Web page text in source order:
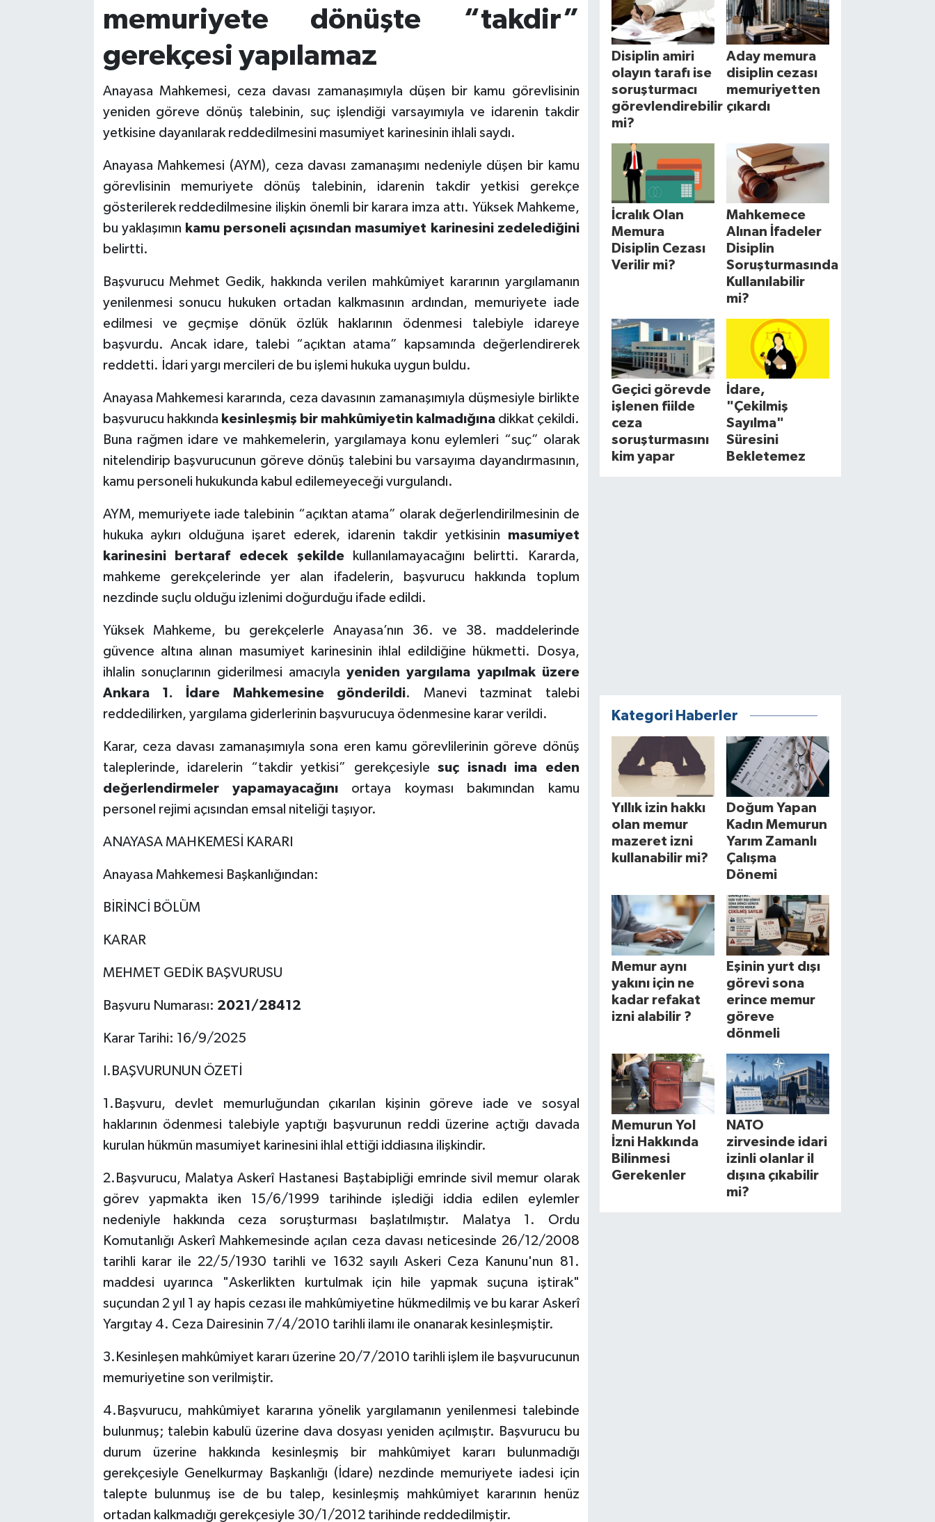
memuriyete dönüşte “takdir”
gerekçesi yapılamaz
Anayasa Mahkemesi, ceza davası zamanaşımıyla düşen bir kamu görevlisinin
yeniden göreve dönüş talebinin, suç işlendiği varsayımıyla ve idarenin takdir
yetkisine dayanılarak reddedilmesini masumiyet karinesinin ihlali saydı.
Anayasa Mahkemesi (AYM), ceza davası zamanaşımı nedeniyle düşen bir kamu
görevlisinin memuriyete dönüş talebinin, idarenin takdir yetkisi gerekçe
gösterilerek reddedilmesine ilişkin önemli bir karara imza attı. Yüksek Mahkeme,
bu yaklaşımın kamu personeli açısından masumiyet karinesini zedelediğini
belirtti.
Başvurucu Mehmet Gedik, hakkında verilen mahkûmiyet kararının yargılamanın
yenilenmesi sonucu hukuken ortadan kalkmasının ardından, memuriyete iade
edilmesi ve geçmişe dönük özlük haklarının ödenmesi talebiyle idareye
başvurdu. Ancak idare, talebi “açıktan atama” kapsamında değerlendirerek
reddetti. İdari yargı mercileri de bu işlemi hukuka uygun buldu.
Anayasa Mahkemesi kararında, ceza davasının zamanaşımıyla düşmesiyle birlikte
başvurucu hakkında kesinleşmiş bir mahkûmiyetin kalmadığınadikkat çekildi.
Buna rağmen idare ve mahkemelerin, yargılamaya konu eylemleri “suç” olarak
nitelendirip başvurucunun göreve dönüş talebini bu varsayıma dayandırmasının,
kamu personeli hukukunda kabul edilemeyeceği vurgulandı.
AYM, memuriyete iade talebinin “açıktan atama” olarak değerlendirilmesinin de
hukuka aykırı olduğuna işaret ederek, idarenin takdir yetkisinin masumiyet
karinesini bertaraf edecek şekildekullanılamayacağını belirtti. Kararda,
mahkeme gerekçelerinde yer alan ifadelerin, başvurucu hakkında toplum
nezdinde suçlu olduğu izlenimi doğurduğu ifade edildi.
Yüksek Mahkeme, bu gerekçelerle Anayasa’nın 36. ve 38. maddelerinde
güvence altına alınan masumiyet karinesinin ihlal edildiğine hükmetti. Dosya,
ihlalin sonuçlarının giderilmesi amacıylayeniden yargılama yapılmak üzere
Ankara 1. İdare Mahkemesine gönderildi. Manevi tazminat talebi
reddedilirken, yargılama giderlerinin başvurucuya ödenmesine karar verildi.
Karar, ceza davası zamanaşımıyla sona eren kamu görevlilerinin göreve dönüş
taleplerinde, idarelerin “takdir yetkisi” gerekçesiylesuç isnadı ima eden
değerlendirmeler yapamayacağınıortaya koyması bakımından kamu
personel rejimi açısından emsal niteliği taşıyor.
ANAYASA MAHKEMESİ KARARI
Anayasa Mahkemesi Başkanlığından:
BİRİNCİ BÖLÜM
KARAR
MEHMET GEDİK BAŞVURUSU
Başvuru Numarası: 2021/28412
Karar Tarihi: 16/9/2025
I.BAŞVURUNUN ÖZETİ
1.Başvuru, devlet memurluğundan çıkarılan kişinin göreve iade ve sosyal
haklarının ödenmesi talebiyle yaptığı başvurunun reddi üzerine açtığı davada
kurulan hükmün masumiyet karinesini ihlal ettiği iddiasına ilişkindir.
2.Başvurucu, Malatya Askerî Hastanesi Baştabipliği emrinde sivil memur olarak
görev yapmakta iken 15/6/1999 tarihinde işlediği iddia edilen eylemler
nedeniyle hakkında ceza soruşturması başlatılmıştır. Malatya 1. Ordu
Komutanlığı Askerî Mahkemesinde açılan ceza davası neticesinde 26/12/2008
tarihli karar ile 22/5/1930 tarihli ve 1632 sayılı Askeri Ceza Kanunu'nun 81.
maddesi uyarınca "Askerlikten kurtulmak için hile yapmak suçuna iştirak"
suçundan 2 yıl 1 ay hapis cezası ile mahkûmiyetine hükmedilmiş ve bu karar Askerî
Yargıtay 4. Ceza Dairesinin 7/4/2010 tarihli ilamı ile onanarak kesinleşmiştir.
3.Kesinleşen mahkûmiyet kararı üzerine 20/7/2010 tarihli işlem ile başvurucunun
memuriyetine son verilmiştir.
4.Başvurucu, mahkûmiyet kararına yönelik yargılamanın yenilenmesi talebinde
bulunmuş; talebin kabulü üzerine dava dosyası yeniden açılmıştır. Başvurucu bu
durum üzerine hakkında kesinleşmiş bir mahkûmiyet kararı bulunmadığı
gerekçesiyle Genelkurmay Başkanlığı (İdare) nezdinde memuriyete iadesi için
talepte bulunmuş ise de bu talep, kesinleşmiş mahkûmiyet kararının henüz
ortadan kalkmadığı gerekçesiyle 30/1/2012 tarihinde reddedilmiştir.
Disiplin amiri
olayın tarafı ise
soruşturmacı
görevlendirebilir
mi?
Aday memura
disiplin cezası
memuriyetten
çıkardı
İcralık Olan
Memura
Disiplin Cezası
Verilir mi?
Mahkemece
Alınan İfadeler
Disiplin
Soruşturmasında
Kullanılabilir
mi?
Geçici görevde
işlenen fiilde
ceza
soruşturmasını
kim yapar
İdare,
"Çekilmiş
Sayılma"
Süresini
Bekletemez
Kategori Haberler
Yıllık izin hakkı
olan memur
mazeret izni
kullanabilir mi?
Doğum Yapan
Kadın Memurun
Yarım Zamanlı
Çalışma
Dönemi
Memur aynı
yakını için ne
kadar refakat
izni alabilir ?
Eşinin yurt dışı
görevi sona
erince memur
göreve
dönmeli
Memurun Yol
İzni Hakkında
Bilinmesi
Gerekenler
NATO
zirvesinde idari
izinli olanlar il
dışına çıkabilir
mi?